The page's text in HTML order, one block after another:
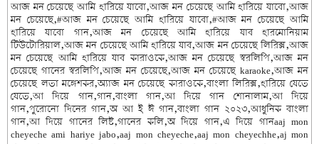
আজ মন চেয়েছে আমি হারিয়ে যাবো,আজ মন চেয়েছে আমি হারিয়ে যাবো,আজ
মন চেয়েছে,#আজ মন চেয়েছে আমি হারিয়ে যাবো,#আজ মন চেয়েছে আমি
হারিয়ে যাবো গান,আজ মন চেয়েছে আমি হারিয়ে যাব হারমোনিয়াম
টিউটোরিয়াল,আজ মন চেয়েছে আমি হারিয়ে যাব,আজ মন চেয়েছে লিরিক্স,আজ
মন চেয়েছে আমি হারিয়ে যাব কারাওকে,আজ মন চেয়েছে স্বরলিপি,আজ মন
চেয়েছে গানের স্বরলিপি,আজ মন চেয়েছে,আজ মন চেয়েছে karaoke,আজ মন
চেয়েছে লতা মঙ্গেশকর,অ্যাজ মন চেয়েছে কারাওকে,বাংলা লিরিক্স,হারিয়ে যেতে
যেতে,আ দিয়ে গান,গান,বাংলা গান,আ দিয়ে গান শোনালাম,আ দিয়ে
গান,পুরোনো দিনের গান,অ আ ই ঈ গান,বাংলা গান ২০২৩,আধুনিক বাংলা
গান,আ দিয়ে গানের লিষ্ট,গানের কলি,অ দিয়ে গান,এ দিয়ে গানaaj mon
cheyeche ami hariye jabo,aaj mon cheyeche,aaj mon cheyechhe,aj mon